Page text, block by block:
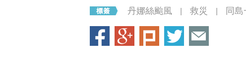
丹娜絲颱風 救災 同